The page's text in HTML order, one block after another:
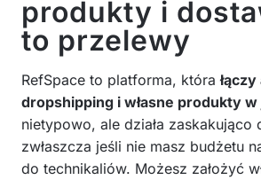
produkty i
to przelewy
RefSpace to platforma, która
dropshipping i własne produkty
nietypowo, ale działa zaskakująco
zwłaszcza jeśli nie masz budżetu
do technikaliów. Możesz założyć